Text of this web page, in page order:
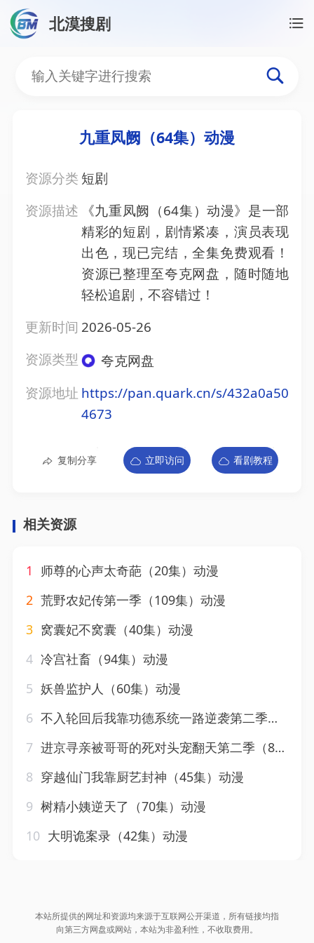
北漠搜剧
九重凤阙（64集）动漫
九重凤阙（64集）动漫
资源分类 短剧
资源描述
《九重凤阙（64集）动漫》是一部
精彩的短剧，剧情紧凑，演员表现
出色，现已完结，全集免费观看！
资源已整理至夸克网盘，随时随地
轻松追剧，不容错过！
更新时间 2026-05-26
资源类型
夸克网盘
资源地址 https://pan.quark.cn/s/432a0a50
4673
复制分享 立即访问 看剧教程
相关资源
1
师尊的心声太奇葩（20集）动漫
2 荒野农妃传第一季（109集）动漫
3 窝囊妃不窝囊（40集）动漫
4 冷宫社畜（94集）动漫
5 妖兽监护人（60集）动漫
6 不入轮回后我靠功德系统一路逆袭第二季（74集）动漫
7 进京寻亲被哥哥的死对头宠翻天第二季（88集）动漫
8 穿越仙门我靠厨艺封神（45集）动漫
9 树精小姨逆天了（70集）动漫
10 大明诡案录（42集）动漫
本站所提供的网址和资源均来源于互联网公开渠道，所有链接均指
向第三方网盘或网站，本站为非盈利性，不收取费用。